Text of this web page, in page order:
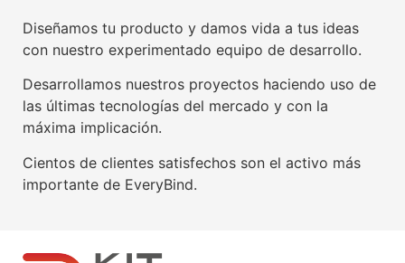
Diseñamos tu producto y damos vida a tus ideas
con nuestro experimentado equipo de desarrollo.
Desarrollamos nuestros proyectos haciendo uso de
las últimas tecnologías del mercado y con la
máxima implicación.
Cientos de clientes satisfechos son el activo más
importante de EveryBind.